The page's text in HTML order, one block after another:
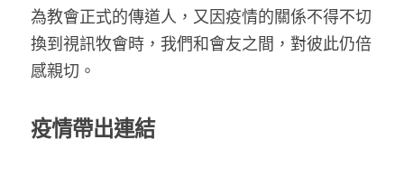
為教會正式的傳道人，又因疫情的關係不得不切
換到視訊牧會時，我們和會友之間，對彼此仍倍
感親切。
疫情帶出連結